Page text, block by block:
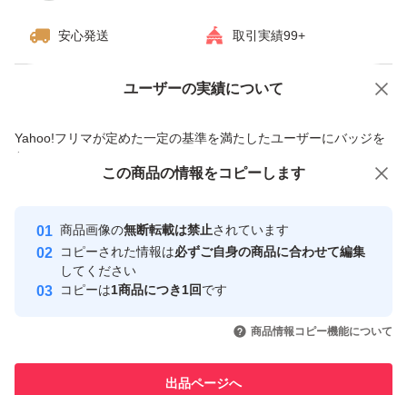
安心発送 取引実績99+
ユーザーの実績について
Yahoo!フリマが定めた一定の基準を満たしたユーザーにバッジを
付与しています
安心取引出品者
心・安全なユーザーです
取引実績
引を完了させた実績があります
での取引実績があります
価格の相談 商品への質問
この商品の情報をコピーします
商品画像の無断転載は禁止されています
コピーされた情報は必ずご自身の商品に合わせて編集
してください
コピーは1商品につき1回です
商品情報コピー機能について
出品ページへ
この商品をみている人にオススメ